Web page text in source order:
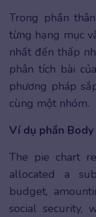
Trong phần
từng hạng mục
nhất đến thấp
phân tích bài
phương pháp
cùng một nhóm.
Ví dụ phần
The pie chart
allocated a
budget,
social security,